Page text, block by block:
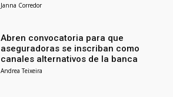
Janna Corredor
Abren convocatoria para que
aseguradoras se inscriban como
canales alternativos de la banca
Andrea Teixeira